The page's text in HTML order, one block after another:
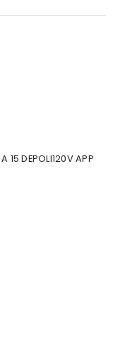
15 DEPOLI120V APP